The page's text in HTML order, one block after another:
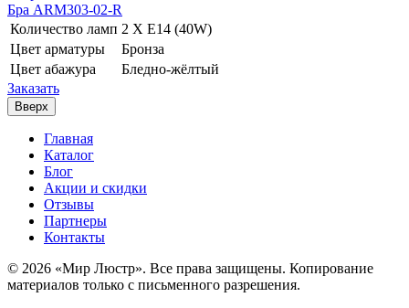
Бра ARM303-02-R
Количество ламп 2 Х E14 (40W)
Цвет арматуры
Бронза
Цвет абажура
Бледно-жёлтый
Заказать
Вверх
Главная
Каталог
Блог
Акции и скидки
Отзывы
Партнеры
Контакты
© 2026 «Мир Люстр». Все права защищены. Копирование
материалов только с письменного разрешения.